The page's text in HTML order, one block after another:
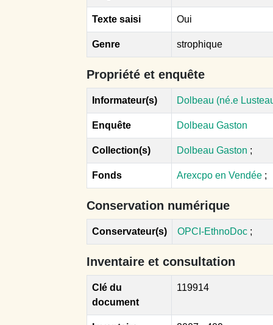
Texte saisi Oui
Genre strophique
Propriété et enquête
Informateur(s) Dolbeau (né.e
Enquête Dolbeau Gaston
Collection(s) Dolbeau Gaston ;
Fonds Arexcpo en Vendée ;
Conservation numérique
Conservateur(s) OPCI-EthnoDoc ;
Inventaire et consultation
Clé du
document
119914